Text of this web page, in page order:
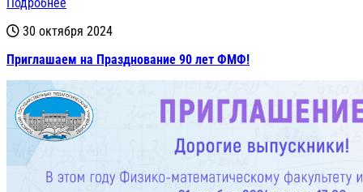
30 октября 2024
Приглашаем на Празднование 90 лет ФМФ!